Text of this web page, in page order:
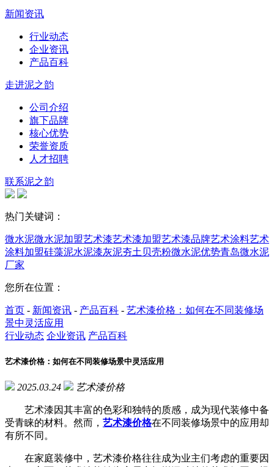
新闻资讯
行业动态
企业资讯
产品百科
走进泥之韵
公司介绍
旗下品牌
核心优势
荣誉资质
人才招聘
联系泥之韵
热门关键词：
微水泥微水泥加盟艺术漆艺术漆加盟艺术漆品牌艺术涂料艺术
涂料加盟硅藻泥水泥漆灰泥夯土 贝壳粉微水泥优势青岛微水泥
厂家
您所在位置：
首页 - 新闻资讯 - 产品百科 - 艺术漆价格：如何在不同装修场
景中灵活应用
行业动态 企业资讯 产品百科
艺术漆价格：如何在不同装修场景中灵活应用
2025.03.24 艺术漆价格
艺术漆因其丰富的色彩和独特的质感，成为现代装修中备
受青睐的材料。然而， 艺术漆价格在不同装修场景中的应用却
有所不同。
在家庭装修中，艺术漆价格往往成为业主们考虑的重要因